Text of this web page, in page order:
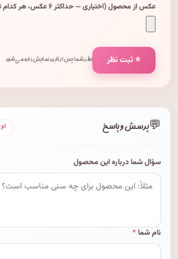
عکس از محصول (اختیاری — حداکثر ۶ عکس، هر کدام تا ۳ مگابایت)
⭐ ثبت نظر نظر شما پس از تأیید نمایش داده می‌شود.
💬پرسش و پاسخ
سؤال شما درباره این محصول
نام شما*